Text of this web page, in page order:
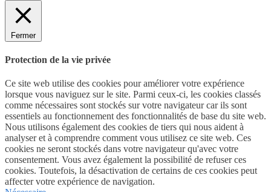
Fermer
Protection de la vie privée
Ce site web utilise des cookies pour améliorer votre expérience
lorsque vous naviguez sur le site. Parmi ceux-ci, les cookies classés
comme nécessaires sont stockés sur votre navigateur car ils sont
essentiels au fonctionnement des fonctionnalités de base du site web.
Nous utilisons également des cookies de tiers qui nous aident à
analyser et à comprendre comment vous utilisez ce site web. Ces
cookies ne seront stockés dans votre navigateur qu'avec votre
consentement. Vous avez également la possibilité de refuser ces
cookies. Toutefois, la désactivation de certains de ces cookies peut
affecter votre expérience de navigation.